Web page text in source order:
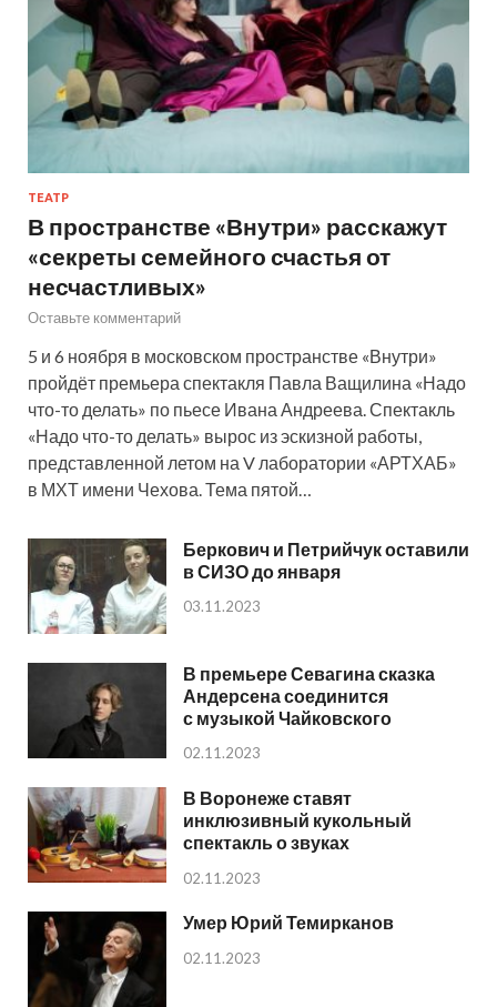
ТЕАТР
В пространстве «Внутри» расскажут
«секреты семейного счастья от
несчастливых»
Оставьте комментарий
5 и 6 ноября в московском пространстве «Внутри»
пройдёт премьера спектакля Павла Ващилина «Надо
что-то делать» по пьесе Ивана Андреева. Спектакль
«Надо что-то делать» вырос из эскизной работы,
представленной летом на V лаборатории «АРТХАБ»
в МХТ имени Чехова. Тема пятой…
Беркович и Петрийчук оставили
в СИЗО до января
03.11.2023
В премьере Севагина сказка
Андерсена соединится
с музыкой Чайковского
02.11.2023
В Воронеже ставят
инклюзивный кукольный
спектакль о звуках
02.11.2023
Умер Юрий Темирканов
02.11.2023